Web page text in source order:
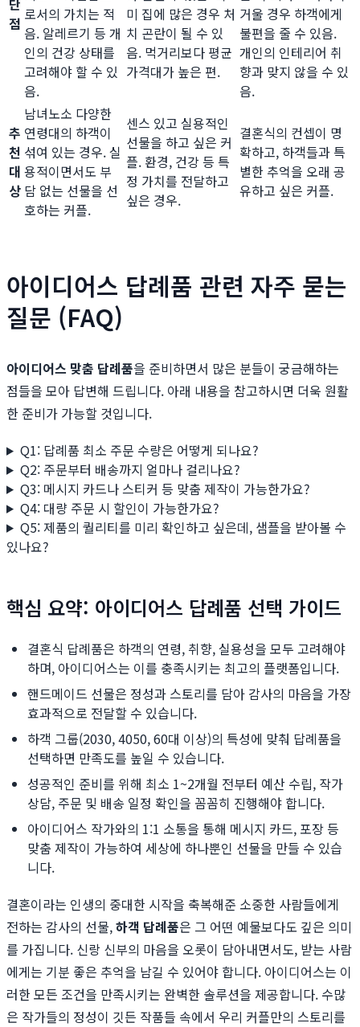
단
점 로서의 가치는 적
음. 알레르기 등 개
인의 건강 상태를
고려해야 할 수 있
음.
미 집에 많은 경우 처
치 곤란이 될 수 있
음. 먹거리보다 평균
가격대가 높은 편.
거울 경우 하객에게
불편을 줄 수 있음.
개인의 인테리어 취
향과 맞지 않을 수 있
음.
추
천
대
상
남녀노소 다양한
연령대의 하객이
섞여 있는 경우. 실
용적이면서도 부
담 없는 선물을 선
호하는 커플.
센스 있고 실용적인
선물을 하고 싶은 커
플. 환경, 건강 등 특
정 가치를 전달하고
싶은 경우.
결혼식의 컨셉이 명
확하고, 하객들과 특
별한 추억을 오래 공
유하고 싶은 커플.
아이디어스 답례품 관련 자주 묻는
질문 (FAQ)
아이디어스 맞춤 답례품을 준비하면서 많은 분들이 궁금해하는
점들을 모아 답변해 드립니다. 아래 내용을 참고하시면 더욱 원활
한 준비가 가능할 것입니다.
Q1: 답례품 최소 주문 수량은 어떻게 되나요?
Q2: 주문부터 배송까지 얼마나 걸리나요?
Q3: 메시지 카드나 스티커 등 맞춤 제작이 가능한가요?
Q4: 대량 주문 시 할인이 가능한가요?
Q5: 제품의 퀄리티를 미리 확인하고 싶은데, 샘플을 받아볼 수
있나요?
핵심 요약: 아이디어스 답례품 선택 가이드
결혼식 답례품은 하객의 연령, 취향, 실용성을 모두 고려해야
하며, 아이디어스는 이를 충족시키는 최고의 플랫폼입니다.
핸드메이드 선물은 정성과 스토리를 담아 감사의 마음을 가장
효과적으로 전달할 수 있습니다.
하객 그룹(2030, 4050, 60대 이상)의 특성에 맞춰 답례품을
선택하면 만족도를 높일 수 있습니다.
성공적인 준비를 위해 최소 1~2개월 전부터 예산 수립, 작가
상담, 주문 및 배송 일정 확인을 꼼꼼히 진행해야 합니다.
아이디어스 작가와의 1:1 소통을 통해 메시지 카드, 포장 등
맞춤 제작이 가능하여 세상에 하나뿐인 선물을 만들 수 있습
니다.
결혼이라는 인생의 중대한 시작을 축복해준 소중한 사람들에게
전하는 감사의 선물,하객 답례품은 그 어떤 예물보다도 깊은 의미
를 가집니다. 신랑 신부의 마음을 오롯이 담아내면서도, 받는 사람
에게는 기분 좋은 추억을 남길 수 있어야 합니다. 아이디어스는 이
러한 모든 조건을 만족시키는 완벽한 솔루션을 제공합니다. 수많
은 작가들의 정성이 깃든 작품들 속에서 우리 커플만의 스토리를